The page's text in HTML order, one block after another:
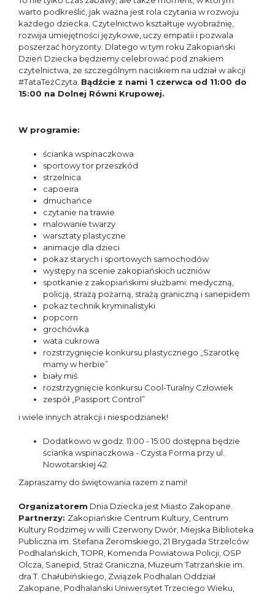
warto podkreślić, jak ważna jest rola czytania w rozwoju
każdego dziecka. Czytelnictwo kształtuje wyobraźnię,
rozwija umiejętności językowe, uczy empatii i pozwala
poszerzać horyzonty. Dlatego w tym roku Zakopiański
Dzień Dziecka będziemy celebrować pod znakiem
czytelnictwa, ze szczególnym naciskiem na udział w akcji
#TataTeżCzyta. Bądźcie z nami 1 czerwca od 11:00 do
15:00 na Dolnej Równi Krupowej.
W programie:
ścianka wspinaczkowa
sportowy tor przeszkód
strzelnica
capoeira
dmuchańce
czytanie na trawie
malowanie twarzy
warsztaty plastyczne
animacje dla dzieci
pokaz starych i sportowych samochodów
występy na scenie zakopiańskich uczniów
spotkanie z zakopiańskimi służbami: medyczną,
policją, strażą pożarną, strażą graniczną i sanepidem
pokaz technik kryminalistyki
popcorn
grochówka
wata cukrowa
rozstrzygnięcie konkursu plastycznego „Szarotkę
mamy w herbie”
biały miś
rozstrzygnięcie konkursu Cool-Turalny Człowiek
zespół „Passport Control”
i wiele innych atrakcji i niespodzianek!
Dodatkowo w godz. 11:00 - 15:00 dostępna będzie
ścianka wspinaczkowa - Czysta Forma przy ul.
Nowotarskiej 42.
Zapraszamy do świętowania razem z nami!
Organizatorem Dnia Dziecka jest Miasto Zakopane.
Partnerzy: Zakopiańskie Centrum Kultury, Centrum
Kultury Rodzimej w willi Czerwony Dwór, Miejska Biblioteka
Publiczna im. Stefana Żeromskiego, 21 Brygada Strzelców
Podhalańskich, TOPR, Komenda Powiatowa Policji, OSP
Olcza, Sanepid, Straż Graniczna, Muzeum Tatrzańskie im.
dra T. Chałubińskiego, Związek Podhalan Oddział
Zakopane, Podhalański Uniwersytet Trzeciego Wieku,